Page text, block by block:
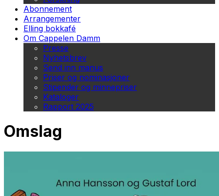
Abonnement
Arrangementer
Elling bokkafé
Om Cappelen Damm
Presse
Nyhetsbrev
Send inn manus
Priser og nominasjoner
Stipender og minnepriser
Kataloger
Rapport 2025
Omslag